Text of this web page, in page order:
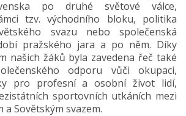
po druhé světové válce,
tzv. východního bloku, politika
svazu nebo společenská
pražského jara a po něm. Díky
našich žáků byla zavedena řeč také
odporu vůči okupaci,
pro profesní a osobní život lidí,
sportovních utkáních mezi
a Sovětským svazem.